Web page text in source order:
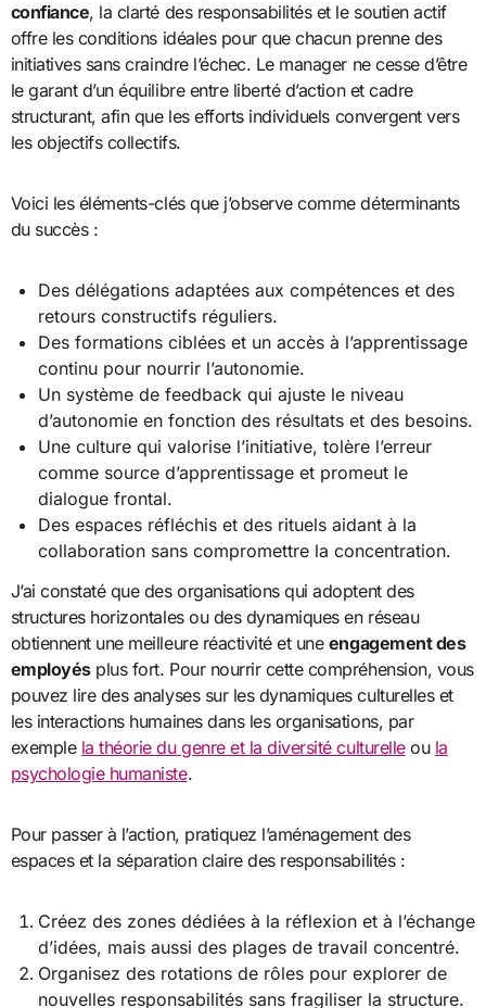
confiance, la clarté des responsabilités et le soutien actif
offre les conditions idéales pour que chacun prenne des
initiatives sans craindre l’échec. Le manager ne cesse d’être
le garant d’un équilibre entre liberté d’action et cadre
structurant, afin que les efforts individuels convergent vers
les objectifs collectifs.
Voici les éléments-clés que j’observe comme déterminants
du succès :
Des délégations adaptées aux compétences et des
retours constructifs réguliers.
Des formations ciblées et un accès à l’apprentissage
continu pour nourrir l’autonomie.
Un système de feedback qui ajuste le niveau
d’autonomie en fonction des résultats et des besoins.
Une culture qui valorise l’initiative, tolère l’erreur
comme source d’apprentissage et promeut le
dialogue frontal.
Des espaces réfléchis et des rituels aidant à la
collaboration sans compromettre la concentration.
J’ai constaté que des organisations qui adoptent des
structures horizontales ou des dynamiques en réseau
obtiennent une meilleure réactivité et une engagement des
employésplus fort. Pour nourrir cette compréhension, vous
pouvez lire des analyses sur les dynamiques culturelles et
les interactions humaines dans les organisations, par
exemple la théorie du genre et la diversité culturelleou la
psychologie humaniste.
Pour passer à l’action, pratiquez l’aménagement des
espaces et la séparation claire des responsabilités :
Créez des zones dédiées à la réflexion et à l’échange
d’idées, mais aussi des plages de travail concentré.
Organisez des rotations de rôles pour explorer de
nouvelles responsabilités sans fragiliser la structure.